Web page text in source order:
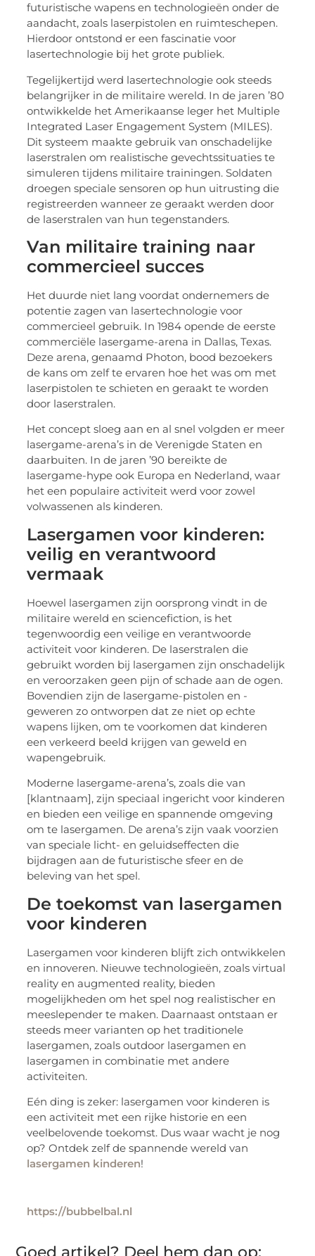
futuristische wapens en technologieën onder de
aandacht, zoals laserpistolen en ruimteschepen.
Hierdoor ontstond er een fascinatie voor
lasertechnologie bij het grote publiek.
Tegelijkertijd werd lasertechnologie ook steeds
belangrijker in de militaire wereld. In de jaren ’80
ontwikkelde het Amerikaanse leger het Multiple
Integrated Laser Engagement System (MILES).
Dit systeem maakte gebruik van onschadelijke
laserstralen om realistische gevechtssituaties te
simuleren tijdens militaire trainingen. Soldaten
droegen speciale sensoren op hun uitrusting die
registreerden wanneer ze geraakt werden door
de laserstralen van hun tegenstanders.
Van militaire training naar
commercieel succes
Het duurde niet lang voordat ondernemers de
potentie zagen van lasertechnologie voor
commercieel gebruik. In 1984 opende de eerste
commerciële lasergame-arena in Dallas, Texas.
Deze arena, genaamd Photon, bood bezoekers
de kans om zelf te ervaren hoe het was om met
laserpistolen te schieten en geraakt te worden
door laserstralen.
Het concept sloeg aan en al snel volgden er meer
lasergame-arena’s in de Verenigde Staten en
daarbuiten. In de jaren ’90 bereikte de
lasergame-hype ook Europa en Nederland, waar
het een populaire activiteit werd voor zowel
volwassenen als kinderen.
Lasergamen voor kinderen:
veilig en verantwoord
vermaak
Hoewel lasergamen zijn oorsprong vindt in de
militaire wereld en sciencefiction, is het
tegenwoordig een veilige en verantwoorde
activiteit voor kinderen. De laserstralen die
gebruikt worden bij lasergamen zijn onschadelijk
en veroorzaken geen pijn of schade aan de ogen.
Bovendien zijn de lasergame-pistolen en -
geweren zo ontworpen dat ze niet op echte
wapens lijken, om te voorkomen dat kinderen
een verkeerd beeld krijgen van geweld en
wapengebruik.
Moderne lasergame-arena’s, zoals die van
[klantnaam], zijn speciaal ingericht voor kinderen
en bieden een veilige en spannende omgeving
om te lasergamen. De arena’s zijn vaak voorzien
van speciale licht- en geluidseffecten die
bijdragen aan de futuristische sfeer en de
beleving van het spel.
De toekomst van lasergamen
voor kinderen
Lasergamen voor kinderen blijft zich ontwikkelen
en innoveren. Nieuwe technologieën, zoals virtual
reality en augmented reality, bieden
mogelijkheden om het spel nog realistischer en
meeslepender te maken. Daarnaast ontstaan er
steeds meer varianten op het traditionele
lasergamen, zoals outdoor lasergamen en
lasergamen in combinatie met andere
activiteiten.
Eén ding is zeker: lasergamen voor kinderen is
een activiteit met een rijke historie en een
veelbelovende toekomst. Dus waar wacht je nog
op? Ontdek zelf de spannende wereld van
lasergamen kinderen!
https://bubbelbal.nl
Goed artikel? Deel hem dan op: